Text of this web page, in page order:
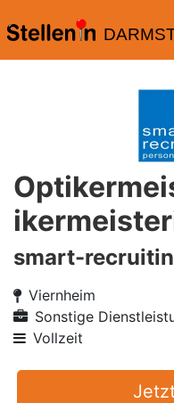
smart-
Viernheim
Sonstige
Vollzeit